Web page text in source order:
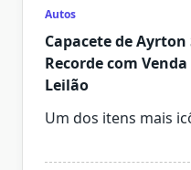
Autos
Capacete de Ayrton
Recorde com
Leilão
Um dos itens mais